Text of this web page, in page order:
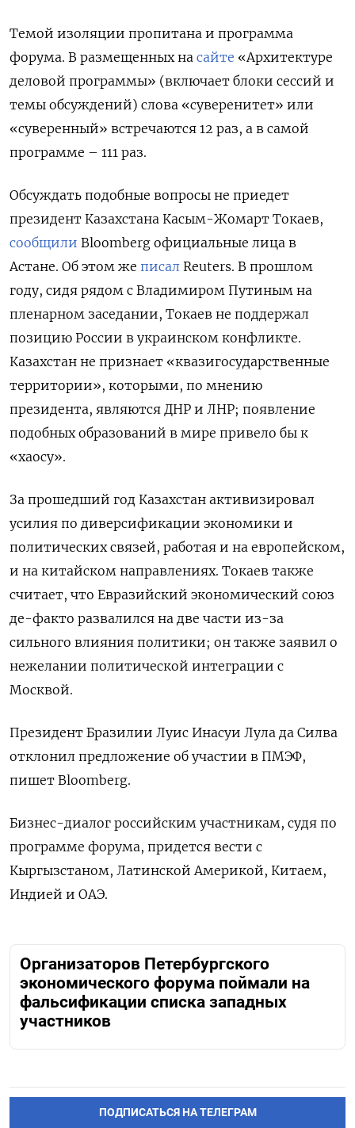
Темой изоляции пропитана и программа
форума. В размещенных на сайте «Архитектуре
деловой программы» (включает блоки сессий и
темы обсуждений) слова «суверенитет» или
«суверенный» встречаются 12 раз, а в самой
программе – 111 раз.
Обсуждать подобные вопросы не приедет
президент Казахстана Касым-Жомарт Токаев,
сообщили Bloomberg официальные лица в
Астане. Об этом же писал Reuters. В прошлом
году, сидя рядом с Владимиром Путиным на
пленарном заседании, Токаев не поддержал
позицию России в украинском конфликте.
Казахстан не признает «квазигосударственные
территории», которыми, по мнению
президента, являются ДНР и ЛНР; появление
подобных образований в мире привело бы к
«хаосу».
За прошедший год Казахстан активизировал
усилия по диверсификации экономики и
политических связей, работая и на европейском,
и на китайском направлениях. Токаев также
считает, что Евразийский экономический союз
де-факто развалился на две части из-за
сильного влияния политики; он также заявил о
нежелании политической интеграции с
Москвой.
Президент Бразилии Луис Инасуи Лула да Силва
отклонил предложение об участии в ПМЭФ,
пишет Bloomberg.
Бизнес-диалог российским участникам, судя по
программе форума, придется вести с
Кыргызстаном, Латинской Америкой, Китаем,
Индией и ОАЭ.
Организаторов Петербургского
экономического форума поймали на
фальсификации списка западных
участников
ПОДПИСАТЬСЯ НА ТЕЛЕГРАМ